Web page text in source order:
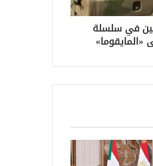
في سلسلة